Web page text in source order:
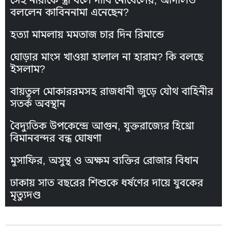
বললেন কাবিননামা এনেছেন?
হত্যা মামলায় মমতাজ চার দিন রিমান্ডে
ঘোড়ার মাংস খাওয়া হালাল না হারাম? কি বলছে
ইসলাম?
বায়তুল মোকাররমসহ রাজধানী জুড়ে যৌথ বাহিনীর
সতর্ক অবস্থান
বৈদ্যুতিক উপকেন্দ্রে আগুন, যুক্তরাজ্যের হিথ্রো
বিমানবন্দর বন্ধ ঘোষণা
মুসাফির, অসুস্থ ও অক্ষম ব্যক্তির রোজার বিধান
ঢাকায় সাত বছরের শিশুকে ধর্ষণের দায়ে যুবকের
মৃত্যুদণ্ড